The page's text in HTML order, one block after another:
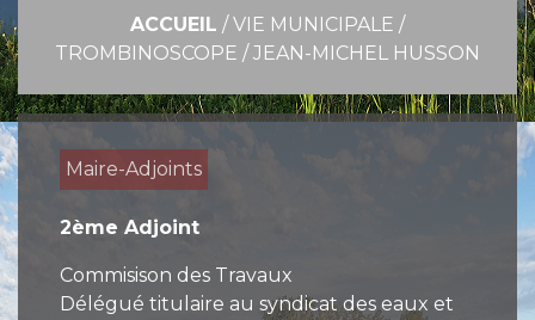
ACCUEIL /VIE MUNICIPALE /
TROMBINOSCOPE /JEAN-MICHEL HUSSON
Maire-Adjoints
2ème Adjoint
Commisison des Travaux
Délégué titulaire au syndicat des eaux et